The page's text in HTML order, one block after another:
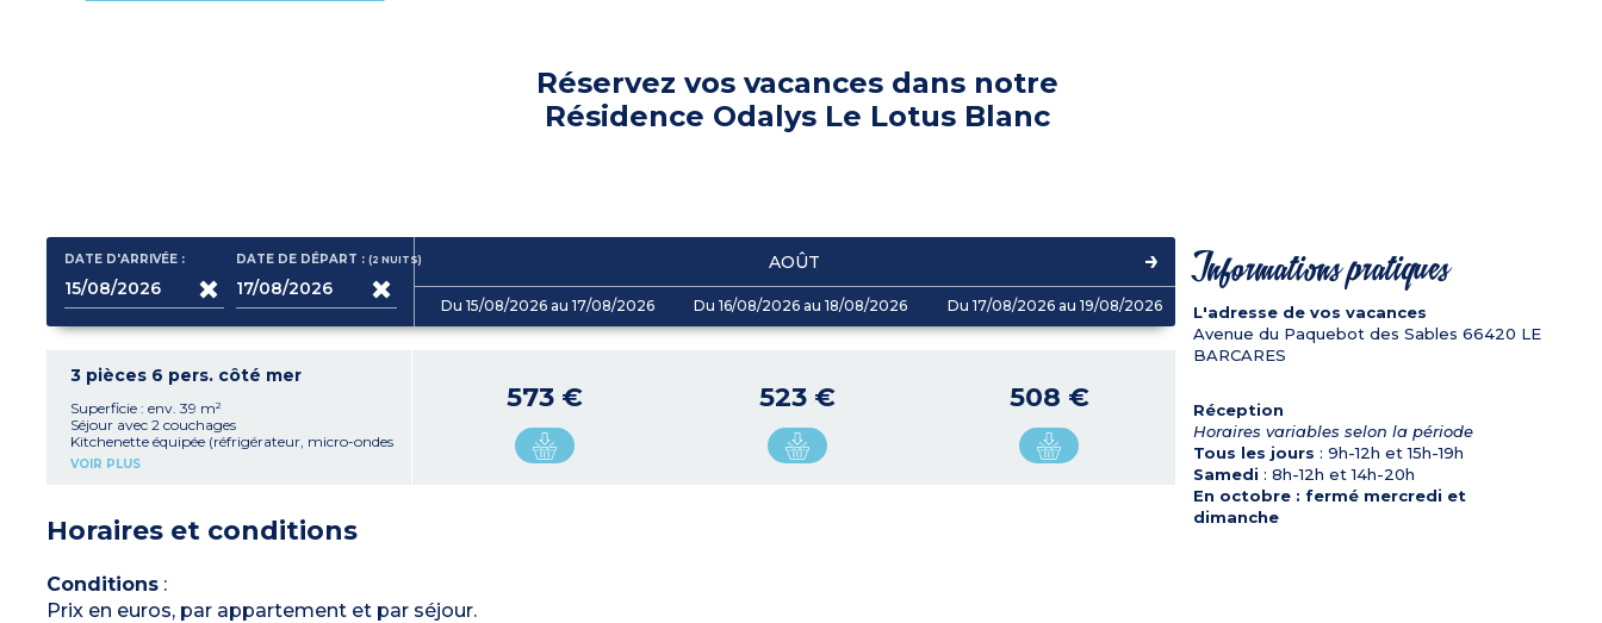
Réservez vos vacances dans notre
Résidence Odalys Le Lotus Blanc
DATE D'ARRIVÉE : DATE DE DÉPART :(2NUITS) AOÛT
Du 15/08/2026 au 17/08/2026 Du 16/08/2026 au 18/08/2026 Du 17/08/2026 au 19/08/2026
3 pièces 6 pers. côté mer
Superficie : env. 39 m²
Séjour avec 2 couchages
Kitchenette équipée (réfrigérateur, micro-ondes
mixte, plaque vitrocéramique 4 feux, lave-
personne à mobilité réduite)
VOIR PLUS
573 € 523 € 508 €
Horaires et conditions
Conditions:
Prix en euros, par appartement et par séjour.
Informations pratiques
L'adresse de vos vacances
Avenue du Paquebot des Sables 66420 LE
BARCARES
Réception
Horaires variables selon la période
Tous les jours : 9h-12h et 15h-19h
Samedi : 8h-12h et 14h-20h
En octobre : fermé mercredi et
dimanche